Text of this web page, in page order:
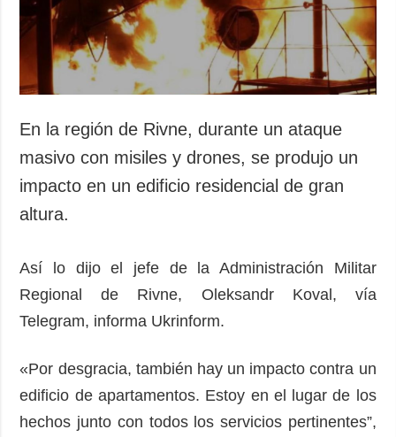
En la región de Rivne, durante un ataque
masivo con misiles y drones, se produjo un
impacto en un edificio residencial de gran
altura.
Así lo dijo el jefe de la Administración Militar
Regional de Rivne, Oleksandr Koval, vía
Telegram, informa Ukrinform.
«Por desgracia, también hay un impacto contra un
edificio de apartamentos. Estoy en el lugar de los
hechos junto con todos los servicios pertinentes”,